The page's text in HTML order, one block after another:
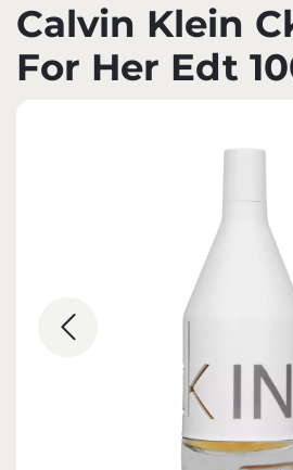
Calvin Klein
For Her Edt
Polish zloty (PLN)
ZAPISZ